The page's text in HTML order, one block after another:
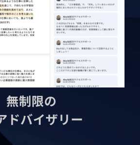
無制限の
ドバイザリー